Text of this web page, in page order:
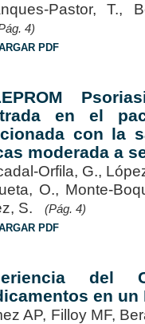
Pastor, T.,
4)
PDF
en el
con la
moderada a
Orfila, G.,
O., Monte-
S.
(Pág. 4)
PDF
del
en
AP, Filloy MF,